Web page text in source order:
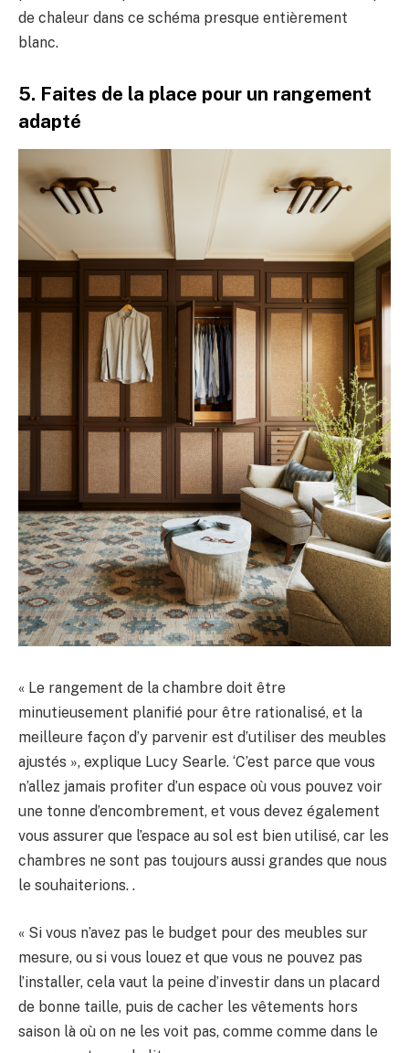
de chaleur dans ce schéma presque entièrement
blanc.
5. Faites de la place pour un rangement
adapté
« Le rangement de la chambre doit être
minutieusement planifié pour être rationalisé, et la
meilleure façon d’y parvenir est d’utiliser des meubles
ajustés », explique Lucy Searle. ‘C’est parce que vous
n’allez jamais profiter d’un espace où vous pouvez voir
une tonne d’encombrement, et vous devez également
vous assurer que l’espace au sol est bien utilisé, car les
chambres ne sont pas toujours aussi grandes que nous
le souhaiterions. .
« Si vous n’avez pas le budget pour des meubles sur
mesure, ou si vous louez et que vous ne pouvez pas
l’installer, cela vaut la peine d’investir dans un placard
de bonne taille, puis de cacher les vêtements hors
saison là où on ne les voit pas, comme comme dans le